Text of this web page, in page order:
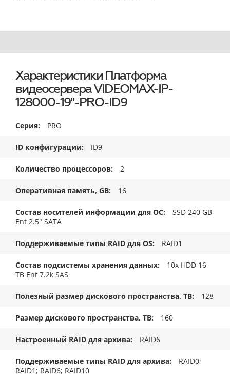
Характеристики Платформа
видеосервера VIDEOMAX-IP-
128000-19"-PRO-ID9
Серия PRO
ID конфигурации ID9
Количество процессоров 2
Оперативная память, GB 16
Состав носителей информации для ОС
SSD 240 GB
Ent 2.5" SATA
Поддерживаемые типы RAID для OS RAID1
Состав подсистемы хранения данных
10x HDD 16
TB Ent 7.2k SAS
Полезный размер дискового пространства, TB 128
Размер дискового пространства, ТB 160
Настроенный RAID для архива RAID6
Поддерживаемые типы RAID для архива
RAID0;
RAID1; RAID6; RAID10